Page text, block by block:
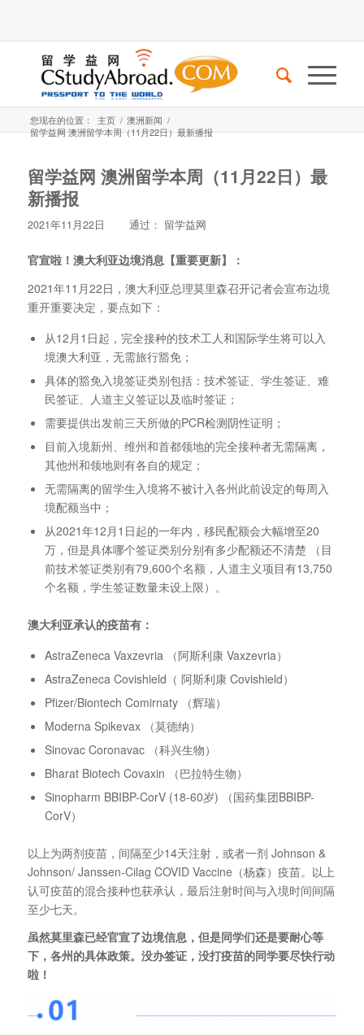
您现在的位置： 主页 / 澳洲新闻 /
留学益网 澳洲留学本周（11月22日）最新播报
留学益网 澳洲留学本周（11月22日）最
新播报
2021年11月22日 通过： 留学益网
官宣啦！澳大利亚边境消息【重要更新】：
2021年11月22日，澳大利亚总理莫里森召开记者会宣布边境
重开重要决定，要点如下：
从12月1日起，完全接种的技术工人和国际学生将可以入
境澳大利亚，无需旅行豁免；
具体的豁免入境签证类别包括：技术签证、学生签证、难
民签证、人道主义签证以及临时签证；
需要提供出发前三天所做的PCR检测阴性证明；
目前入境新州、维州和首都领地的完全接种者无需隔离，
其他州和领地则有各自的规定；
无需隔离的留学生入境将不被计入各州此前设定的每周入
境配额当中；
从2021年12月1日起的一年内，移民配额会大幅增至20
万，但是具体哪个签证类别分别有多少配额还不清楚 （目
前技术签证类别有79,600个名额，人道主义项目有13,750
个名额，学生签证数量未设上限）。
澳大利亚承认的疫苗有：
AstraZeneca Vaxzevria （阿斯利康 Vaxzevria）
AstraZeneca Covishield（ 阿斯利康 Covishield）
Pfizer/Biontech Comirnaty （辉瑞）
Moderna Spikevax （莫德纳）
Sinovac Coronavac （科兴生物）
Bharat Biotech Covaxin （巴拉特生物）
Sinopharm BBIBP-CorV (18-60岁) （国药集团BBIBP-
CorV）
以上为两剂疫苗，间隔至少14天注射，或者一剂 Johnson &
Johnson/ Janssen-Cilag COVID Vaccine（杨森）疫苗。以上
认可疫苗的混合接种也获承认，最后注射时间与入境时间间隔
至少七天。
虽然莫里森已经官宣了边境信息，但是同学们还是要耐心等
下，各州的具体政策。没办签证，没打疫苗的同学要尽快行动
啦！